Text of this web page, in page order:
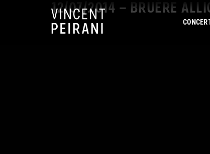
12/07/2014 – BRUÈRE